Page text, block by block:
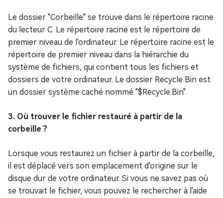
Le dossier "Corbeille" se trouve dans le répertoire racine
du lecteur C. Le répertoire racine est le répertoire de
premier niveau de l'ordinateur. Le répertoire racine est le
répertoire de premier niveau dans la hiérarchie du
système de fichiers, qui contient tous les fichiers et
dossiers de votre ordinateur. Le dossier Recycle Bin est
un dossier système caché nommé "$Recycle.Bin".
3. Où trouver le fichier restauré à partir de la
corbeille ?
Lorsque vous restaurez un fichier à partir de la corbeille,
il est déplacé vers son emplacement d'origine sur le
disque dur de votre ordinateur. Si vous ne savez pas où
se trouvait le fichier, vous pouvez le rechercher à l'aide